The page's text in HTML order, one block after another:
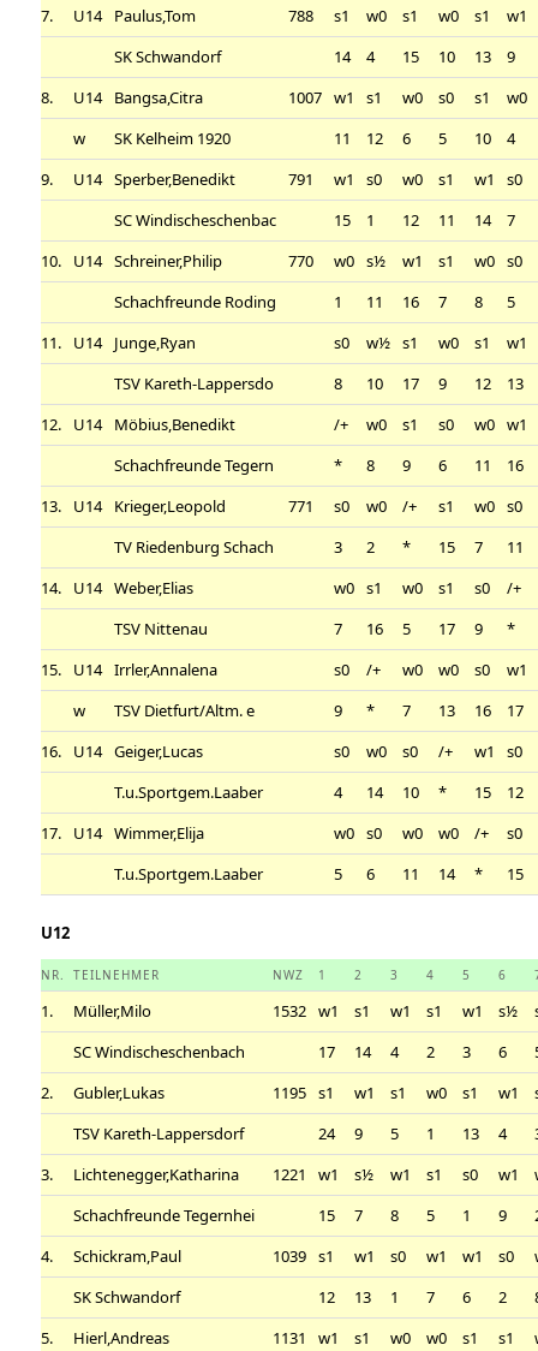
7. U14 Paulus,Tom 788 s1 w0 s1 w0 s1
w1
SK Schwandorf
14 4 15 10 13
9
8.
U14 Bangsa,Citra 1007 w1 s1 w0 s0 s1
w0
w
SK Kelheim 1920 11 12 6 5 10
4
9.
U14 Sperber,Benedikt 791 w1 s0 w0 s1 w1
s0
SC Windischeschenbac
15 1 12 11 14
7
10.
U14 Schreiner,Philip 770 w0 s½ w1 s1 w0 s0
Schachfreunde Roding
1 11 16 7 8
5
11.
U14 Junge,Ryan s0 w½ s1 w0 s1
w1
TSV Kareth-Lappersdo
8 10 17 9 12
13
12.
U14 Möbius,Benedikt /+ w0 s1 s0 w0 w1
Schachfreunde Tegern
* 8 9 6 11
16
13.
U14 Krieger,Leopold 771 s0 w0 /+ s1 w0 s0
TV Riedenburg Schach
3 2 * 15 7
11
14.
U14 Weber,Elias w0 s1 w0 s1 s0
/+
TSV Nittenau
7 16 5 17 9
*
15.
U14 Irrler,Annalena s0 /+ w0 w0 s0
w1
w
TSV Dietfurt/Altm. e 9 * 7 13 16
17
16.
U14 Geiger,Lucas s0 w0 s0 /+ w1
s0
T.u.Sportgem.Laaber
4 14 10 * 15
12
17.
U14 Wimmer,Elija w0 s0 w0 w0 /+
s0
T.u.Sportgem.Laaber
5 6 11 14 * 15
U12
NR. TEILNEHMER NWZ 1 2 3 4 5 6
1. Müller,Milo 1532 w1 s1 w1 s1 w1 s½
SC Windischeschenbach
17 14 4 2 3 6
2.
Gubler,Lukas 1195 s1 w1 s1 w0 s1 w1
TSV Kareth-Lappersdorf
24 9 5 1 13 4
3.
Lichtenegger,Katharina 1221 w1 s½ w1 s1 s0 w1
Schachfreunde Tegernhei
15 7 8 5 1 9
4.
Schickram,Paul 1039 s1 w1 s0 w1 w1 s0
SK Schwandorf
12 13 1 7 6 2
5.
Hierl,Andreas 1131 w1 s1 w0 w0 s1 s1